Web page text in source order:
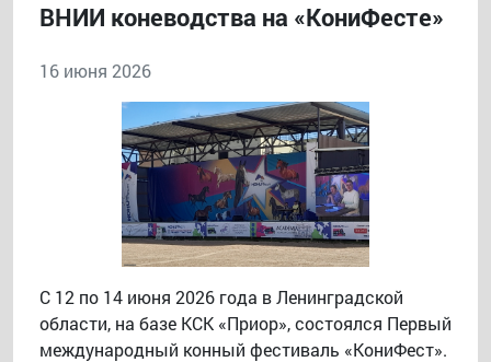
ВНИИ коневодства на «КониФесте»
16 июня 2026
С 12 по 14 июня 2026 года в Ленинградской
области, на базе КСК «Приор», состоялся Первый
международный конный фестиваль «КониФест».